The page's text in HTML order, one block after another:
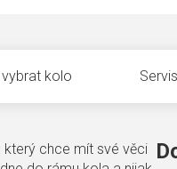
kolo
který chce mít své věci